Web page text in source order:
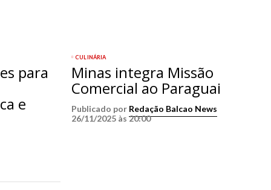
para
e
CULINÁRIA
Minas integra Missão
Comercial ao Paraguai
Publicado por Redação Balcao News
26/11/2025 às 20:00